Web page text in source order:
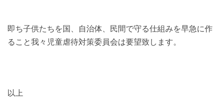
即ち子供たちを国、自治体、民間で守る仕組みを早急に作
ること我々児童虐待対策委員会は要望致します。
以上